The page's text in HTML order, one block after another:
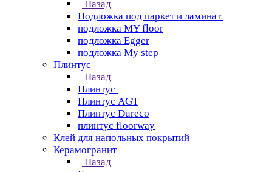
Назад
Подложка под паркет и ламинат
подложка MY floor
подложка Egger
подложка My step
Плинтус
Назад
Плинтус
Плинтус AGT
Плинтус Dureco
плинтус floorway
Клей для напольных покрытий
Керамогранит
Назад